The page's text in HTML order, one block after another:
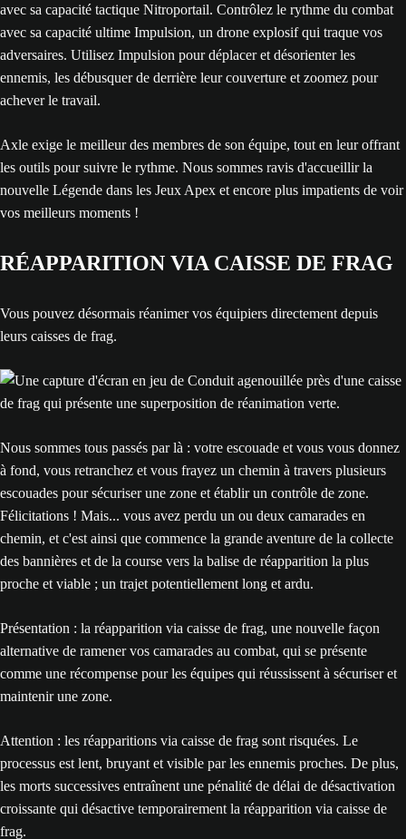
avec sa capacité tactique Nitroportail. Contrôlez le rythme du combat
avec sa capacité ultime Impulsion, un drone explosif qui traque vos
adversaires. Utilisez Impulsion pour déplacer et désorienter les
ennemis, les débusquer de derrière leur couverture et zoomez pour
achever le travail.
Axle exige le meilleur des membres de son équipe, tout en leur offrant
les outils pour suivre le rythme. Nous sommes ravis d'accueillir la
nouvelle Légende dans les Jeux Apex et encore plus impatients de voir
vos meilleurs moments !
RÉAPPARITION VIA CAISSE DE FRAG
Vous pouvez désormais réanimer vos équipiers directement depuis
leurs caisses de frag.
Nous sommes tous passés par là : votre escouade et vous vous donnez
à fond, vous retranchez et vous frayez un chemin à travers plusieurs
escouades pour sécuriser une zone et établir un contrôle de zone.
Félicitations ! Mais... vous avez perdu un ou deux camarades en
chemin, et c'est ainsi que commence la grande aventure de la collecte
des bannières et de la course vers la balise de réapparition la plus
proche et viable ; un trajet potentiellement long et ardu.
Présentation : la réapparition via caisse de frag, une nouvelle façon
alternative de ramener vos camarades au combat, qui se présente
comme une récompense pour les équipes qui réussissent à sécuriser et
maintenir une zone.
Attention : les réapparitions via caisse de frag sont risquées. Le
processus est lent, bruyant et visible par les ennemis proches. De plus,
les morts successives entraînent une pénalité de délai de désactivation
croissante qui désactive temporairement la réapparition via caisse de
frag.